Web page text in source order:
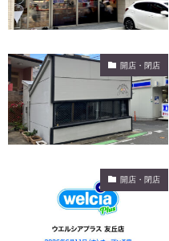
開店・閉店
開店・閉店